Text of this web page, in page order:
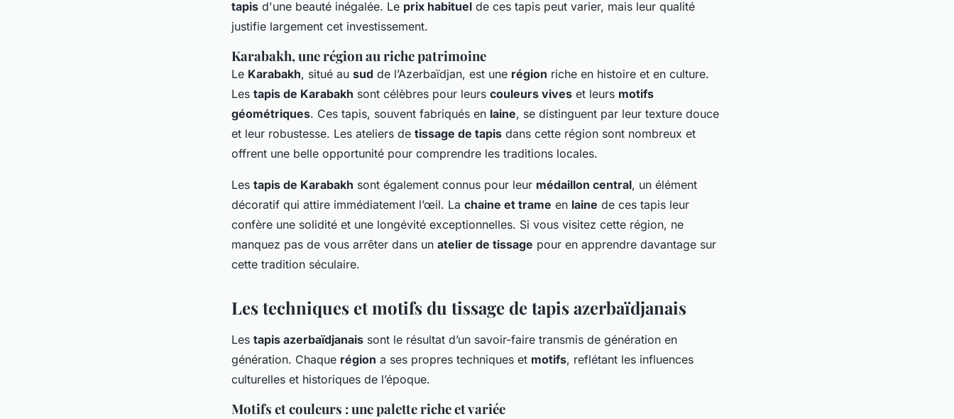
tapis d'une beauté inégalée. Le prix habituel de ces tapis peut varier, mais leur qualité
justifie largement cet investissement.
Karabakh, une région au riche patrimoine
Le Karabakh, situé au sud de l’Azerbaïdjan, est une région riche en histoire et en culture.
Les tapis de Karabakh sont célèbres pour leurs couleurs vives et leurs motifs
géométriques. Ces tapis, souvent fabriqués en laine, se distinguent par leur texture douce
et leur robustesse. Les ateliers de tissage de tapis dans cette région sont nombreux et
offrent une belle opportunité pour comprendre les traditions locales.
Les tapis de Karabakh sont également connus pour leur médaillon central, un élément
décoratif qui attire immédiatement l’œil. La chaine et trame en laine de ces tapis leur
confère une solidité et une longévité exceptionnelles. Si vous visitez cette région, ne
manquez pas de vous arrêter dans un atelier de tissage pour en apprendre davantage sur
cette tradition séculaire.
Les techniques et motifs du tissage de tapis azerbaïdjanais
Les tapis azerbaïdjanais sont le résultat d’un savoir-faire transmis de génération en
génération. Chaque région a ses propres techniques et motifs, reflétant les influences
culturelles et historiques de l’époque.
Motifs et couleurs : une palette riche et variée